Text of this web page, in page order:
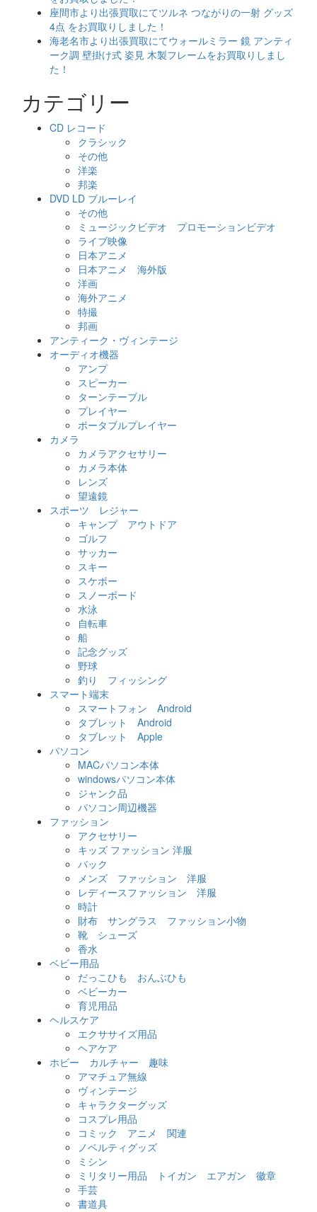
座間市より出張買取にてツルネ つながりの一射 グッズ
4点 をお買取りしました！
海老名市より出張買取にてウォールミラー 鏡 アンティ
ーク調 壁掛け式 姿見 木製フレームをお買取りしまし
た！
カテゴリー
CD レコード
クラシック
その他
洋楽
邦楽
DVD LD ブルーレイ
その他
ミュージックビデオ プロモーションビデオ
ライブ映像
日本アニメ
日本アニメ 海外版
洋画
海外アニメ
特撮
邦画
アンティーク・ヴィンテージ
オーディオ機器
アンプ
スピーカー
ターンテーブル
プレイヤー
ポータブルプレイヤー
カメラ
カメラアクセサリー
カメラ本体
レンズ
望遠鏡
スポーツ レジャー
キャンプ アウトドア
ゴルフ
サッカー
スキー
スケボー
スノーボード
水泳
自転車
船
記念グッズ
野球
釣り フィッシング
スマート端末
スマートフォン Android
タブレット Android
タブレット Apple
パソコン
MACパソコン本体
windowsパソコン本体
ジャンク品
パソコン周辺機器
ファッション
アクセサリー
キッズ ファッション 洋服
バック
メンズ ファッション 洋服
レディースファッション 洋服
時計
財布 サングラス ファッション小物
靴 シューズ
香水
ベビー用品
だっこひも おんぶひも
ベビーカー
育児用品
ヘルスケア
エクササイズ用品
ヘアケア
ホビー カルチャー 趣味
アマチュア無線
ヴィンテージ
キャラクターグッズ
コスプレ用品
コミック アニメ 関連
ノベルティグッズ
ミシン
ミリタリー用品 トイガン エアガン 徽章
手芸
書道具